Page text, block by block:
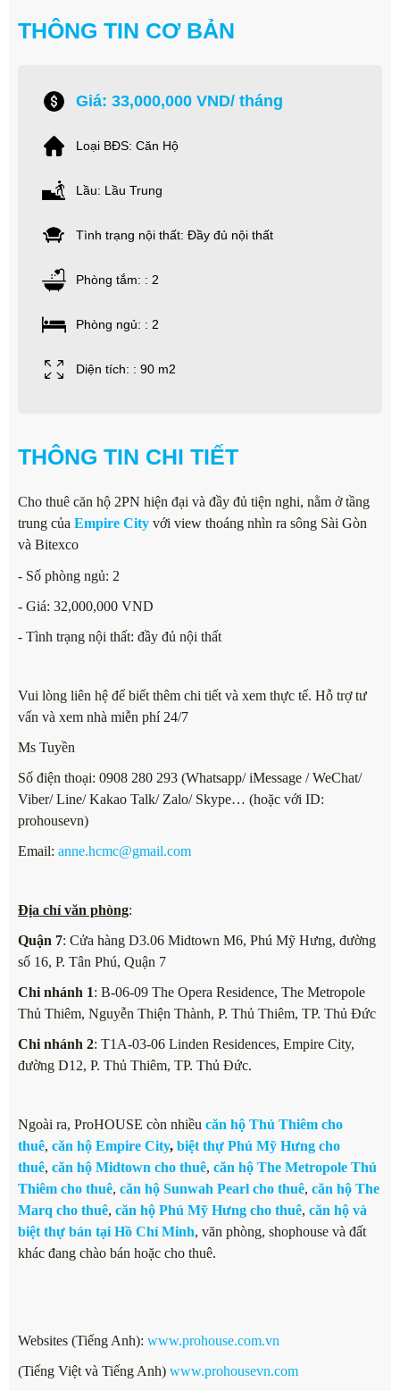
THÔNG TIN CƠ BẢN
Giá: 33,000,000 VND/ tháng
Loại BĐS: Căn Hộ
Lầu: Lầu Trung
Tình trạng nội thất: Đầy đủ nội thất
Phòng tắm: : 2
Phòng ngủ: : 2
Diện tích: : 90 m2
THÔNG TIN CHI TIẾT
Cho thuê căn hộ 2PN hiện đại và đầy đủ tiện nghi, nằm ở tầng
trung của Empire City với view thoáng nhìn ra sông Sài Gòn
và Bitexco
- Số phòng ngủ: 2
- Giá: 32,000,000 VND
- Tình trạng nội thất: đầy đủ nội thất
Vui lòng liên hệ để biết thêm chi tiết và xem thực tế. Hỗ trợ tư
vấn và xem nhà miễn phí 24/7
Ms Tuyền
Số điện thoại: 0908 280 293 (Whatsapp/ iMessage / WeChat/
Viber/ Line/ Kakao Talk/ Zalo/ Skype… (hoặc với ID:
prohousevn)
Email: anne.hcmc@gmail.com
Địa chỉ văn phòng:
Quận 7: Cửa hàng D3.06 Midtown M6, Phú Mỹ Hưng, đường
số 16, P. Tân Phú, Quận 7
Chi nhánh 1: B-06-09 The Opera Residence, The Metropole
Thủ Thiêm, Nguyễn Thiện Thành, P. Thủ Thiêm, TP. Thủ Đức
Chi nhánh 2: T1A-03-06 Linden Residences, Empire City,
đường D12, P. Thủ Thiêm, TP. Thủ Đức.
Ngoài ra, ProHOUSE còn nhiều căn hộ Thủ Thiêm cho
thuê, căn hộ Empire City, biệt thự Phú Mỹ Hưng cho
thuê, căn hộ Midtown cho thuê, căn hộ The Metropole Thủ
Thiêm cho thuê, căn hộ Sunwah Pearl cho thuê, căn hộ The
Marq cho thuê, căn hộ Phú Mỹ Hưng cho thuê, căn hộ và
biệt thự bán tại Hồ Chí Minh, văn phòng, shophouse và đất
khác đang chào bán hoặc cho thuê.
Websites (Tiếng Anh): www.prohouse.com.vn
(Tiếng Việt và Tiếng Anh) www.prohousevn.com